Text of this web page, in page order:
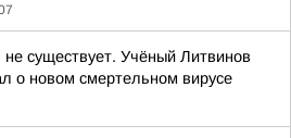
не существует. Учёный Литвинов
о новом смертельном вирусе